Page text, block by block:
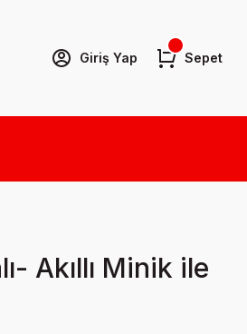
Giriş Yap Sepet
Akıllı Minik ile